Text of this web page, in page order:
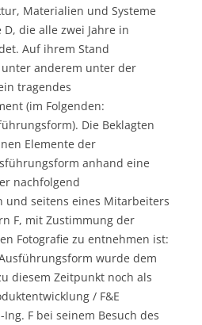
Materialien und Systeme
die alle zwei Jahre in
Auf ihrem Stand
anderem unter der
tragendes
(im Folgenden:
Die Beklagten
Elemente der
anhand eine
nachfolgend
und seitens eines Mitarbeiters
F, mit Zustimmung der
Fotografie zu entnehmen ist:
wurde dem
diesem Zeitpunkt noch als
/ F&E
F bei seinem Besuch des